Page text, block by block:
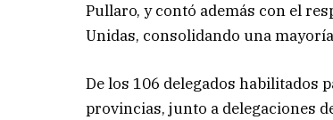
Pullaro, y contó además con el
Unidas, consolidando una
De los 106 delegados habilitados
provincias, junto a delegaciones